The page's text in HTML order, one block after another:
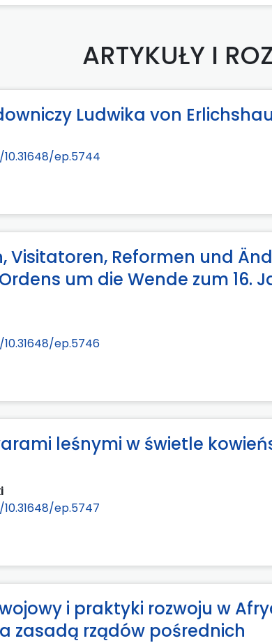
ARTYKUŁY I
Ludwika von
ep.5744
Visitatoren, Reformen und
um die Wende zum 16.
ep.5746
leśnymi w świetle
ep.5747
i praktyki rozwoju w
zasadą rządów pośrednich